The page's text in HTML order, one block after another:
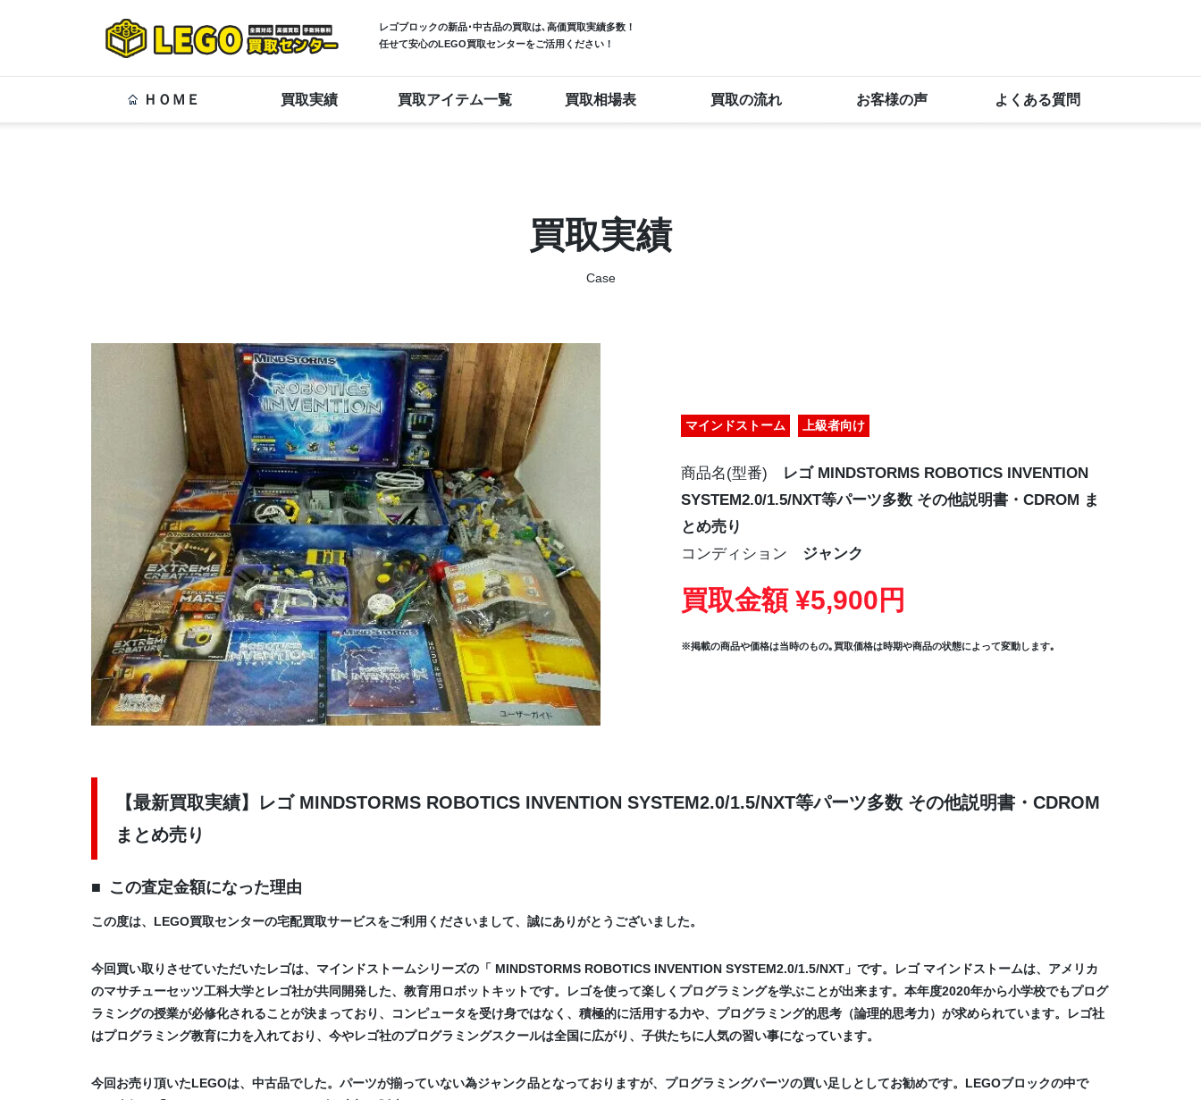
レゴブロックの新品･中古品の買取は､高価買取実績多数！
任せて安心のLEGO買取センターをご活用ください！
ＨＯＭＥ 買取実績 買取アイテム一覧 買取相場表 買取の流れ お客様の声 よくある質問
買取実績
Case
マインドストーム 上級者向け
商品名(型番)
レゴ MINDSTORMS ROBOTICS INVENTION
SYSTEM2.0/1.5/NXT等パーツ多数 その他説明書・CDROM ま
とめ売り
コンディション
ジャンク
買取金額 ¥5,900円
※掲載の商品や価格は当時のもの｡買取価格は時期や商品の状態によって変動します｡
【最新買取実績】レゴ MINDSTORMS ROBOTICS INVENTION SYSTEM2.0/1.5/NXT等パーツ多数 その他説明書・CDROM
まとめ売り
この査定金額になった理由
この度は、LEGO買取センターの宅配買取サービスをご利用くださいまして、誠にありがとうございました。
今回買い取りさせていただいたレゴは、マインドストームシリーズの「 MINDSTORMS ROBOTICS INVENTION SYSTEM2.0/1.5/NXT」です。レゴ マインドストームは、アメリカ
のマサチューセッツ工科大学とレゴ社が共同開発した、教育用ロボットキットです。レゴを使って楽しくプログラミングを学ぶことが出来ます。本年度2020年から小学校でもプログ
ラミングの授業が必修化されることが決まっており、コンピュータを受け身ではなく、積極的に活用する力や、プログラミング的思考（論理的思考力）が求められています。レゴ社
はプログラミング教育に力を入れており、今やレゴ社のプログラミングスクールは全国に広がり、子供たちに人気の習い事になっています。
今回お売り頂いたLEGOは、中古品でした。パーツが揃っていない為ジャンク品となっておりますが、プログラミングパーツの買い足しとしてお勧めです。LEGOブロックの中で